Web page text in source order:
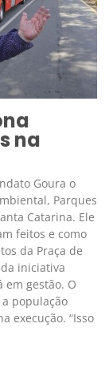
na
Goura o
Parques
Catarina. Ele
feitos e como
da Praça de
iniciativa
em gestão. O
população
execução. “Isso